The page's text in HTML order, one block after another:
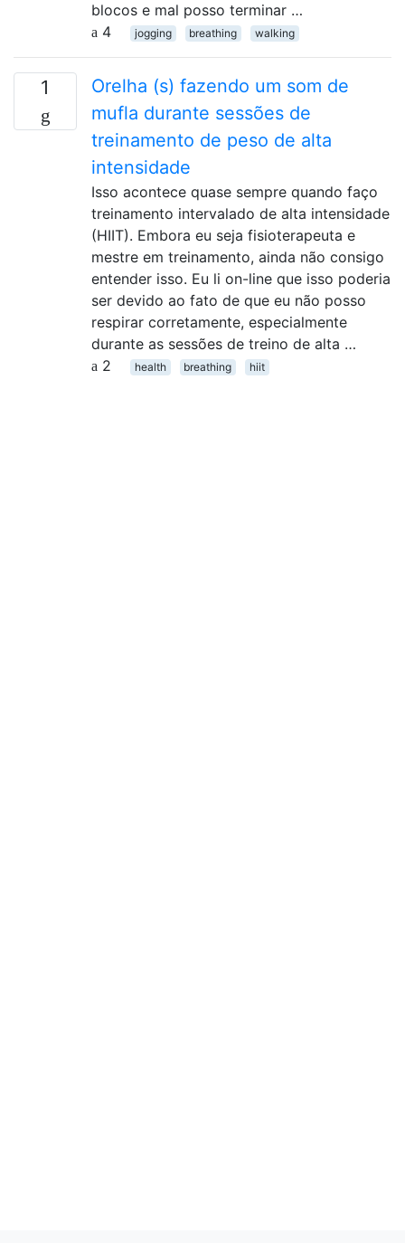
blocos e mal posso terminar …
4
jogging breathing walking
1
Orelha (s) fazendo um som de
mufla durante sessões de
treinamento de peso de alta
intensidade
Isso acontece quase sempre quando faço
treinamento intervalado de alta intensidade
(HIIT). Embora eu seja fisioterapeuta e
mestre em treinamento, ainda não consigo
entender isso. Eu li on-line que isso poderia
ser devido ao fato de que eu não posso
respirar corretamente, especialmente
durante as sessões de treino de alta …
2
health breathing hiit